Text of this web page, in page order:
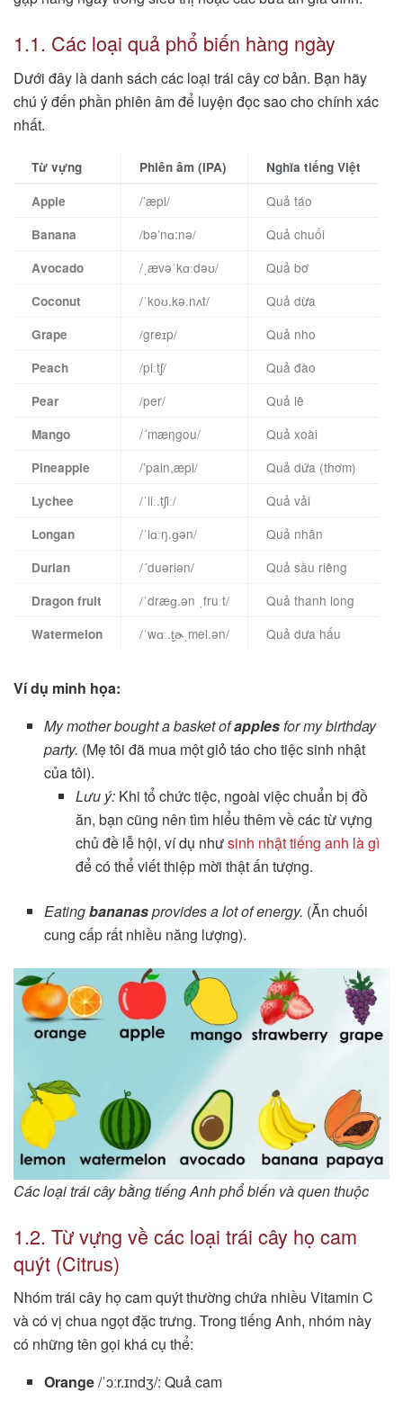
1.1. Các loại quả phổ biến hàng ngày
Dưới đây là danh sách các loại trái cây cơ bản. Bạn hãy
chú ý đến phần phiên âm để luyện đọc sao cho chính xác
nhất.
Từ vựng Phiên âm (IPA)
Nghĩa tiếng Việt
Apple
/’æpl/ Quả táo
Banana /bə’nɑ:nə/ Quả chuối
Avocado /ˌævəˈkɑːdəʊ/ Quả bơ
Coconut /ˈkoʊ.kə.nʌt/ Quả dừa
Grape /greɪp/ Quả nho
Peach /piːtʃ/ Quả đào
Pear /per/ Quả lê
Mango /´mæηgou/ Quả xoài
Pineapple /’pain,æpl/ Quả dứa (thơm)
Lychee /ˈliː.tʃiː/ Quả vải
Longan /ˈlɑːŋ.ɡən/ Quả nhãn
Durian /´duəriən/ Quả sầu riêng
Dragon fruit /ˈdræɡ.ən ˌfruːt/ Quả thanh long
Watermelon /ˈwɑː.t̬ɚˌmel.ən/ Quả dưa hấu
Ví dụ minh họa:
My mother bought a basket ofapplesfor my birthday
party. (Mẹ tôi đã mua một giỏ táo cho tiệc sinh nhật
của tôi).
Lưu ý:Khi tổ chức tiệc, ngoài việc chuẩn bị đồ
ăn, bạn cũng nên tìm hiểu thêm về các từ vựng
chủ đề lễ hội, ví dụ nhưsinh nhật tiếng anh là gì
để có thể viết thiệp mời thật ấn tượng.
Eatingbananasprovides a lot of energy. (Ăn chuối
cung cấp rất nhiều năng lượng).
Các loại trái cây bằng tiếng Anh phổ biến và quen thuộc
1.2. Từ vựng về các loại trái cây họ cam
quýt (Citrus)
Nhóm trái cây họ cam quýt thường chứa nhiều Vitamin C
và có vị chua ngọt đặc trưng. Trong tiếng Anh, nhóm này
có những tên gọi khá cụ thể:
Orange/ˈɔːr.ɪndʒ/: Quả cam